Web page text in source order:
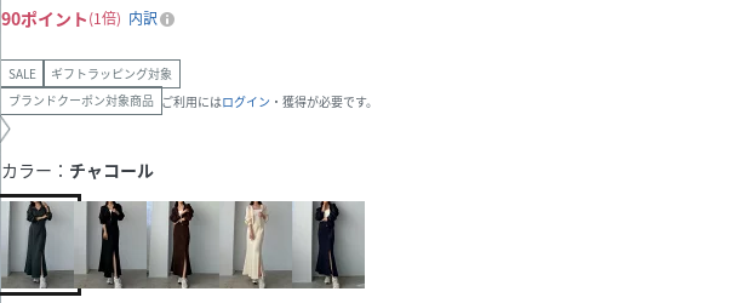
90ポイント 1倍 内訳
SALE
ギフトラッピング対象
ブランドクーポン対象商品 ご利用にはログイン ・獲得が必要です。
カラー： チャコール